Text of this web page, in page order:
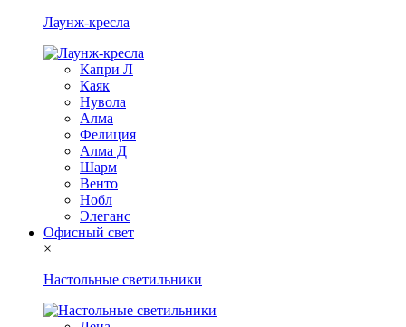
Лаунж-кресла
Капри Л
Каяк
Нувола
Алма
Фелиция
Алма Д
Шарм
Венто
Нобл
Элеганс
Офисный свет
×
Настольные светильники